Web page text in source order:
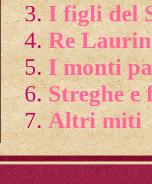
I figli del
Re
I monti
Streghe e
Altri miti